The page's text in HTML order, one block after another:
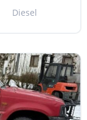
Diesel